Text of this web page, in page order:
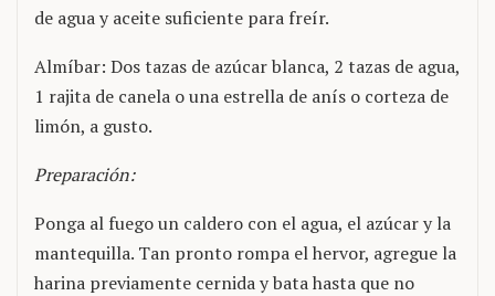
de agua y aceite suficiente para freír.
Almíbar: Dos tazas de azúcar blanca, 2 tazas de agua,
1 rajita de canela o una estrella de anís o corteza de
limón, a gusto.
Preparación:
Ponga al fuego un caldero con el agua, el azúcar y la
mantequilla. Tan pronto rompa el hervor, agregue la
harina previamente cernida y bata hasta que no